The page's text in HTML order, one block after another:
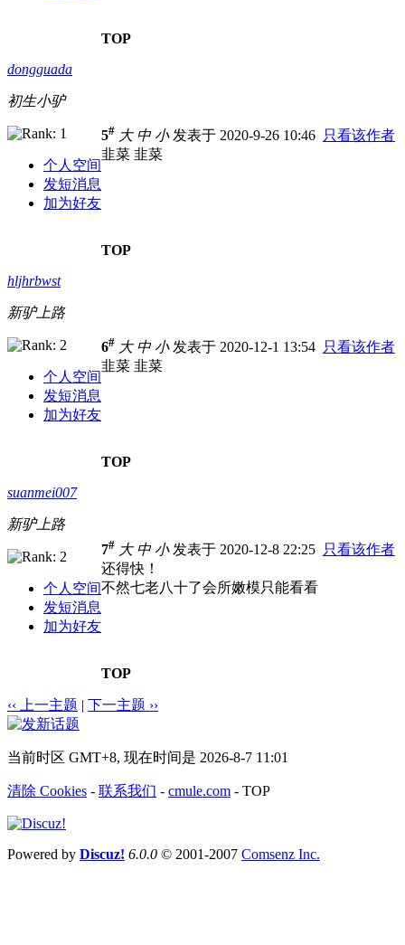
TOP
dongguada
初生小驴
个人空间
发短消息
加为好友
5# 大 中 小发表于 2020-9-26 10:46 只看该作者
韭菜 韭菜
TOP
hljhrbwst
新驴上路
个人空间
发短消息
加为好友
6# 大 中 小发表于 2020-12-1 13:54 只看该作者
韭菜 韭菜
TOP
suanmei007
新驴上路
个人空间
发短消息
加为好友
7# 大 中 小发表于 2020-12-8 22:25 只看该作者
还得快！
不然七老八十了会所嫩模只能看看
TOP
‹‹ 上一主题 | 下一主题 ››
当前时区 GMT+8, 现在时间是 2026-8-7 11:01
清除 Cookies - 联系我们 - cmule.com - TOP
Powered by Discuz! 6.0.0 © 2001-2007 Comsenz Inc.